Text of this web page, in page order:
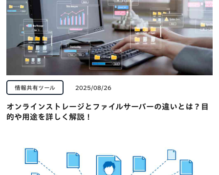
情報共有ツール 2025/08/26
オンラインストレージとファイルサーバーの違いとは？目
的や用途を詳しく解説！